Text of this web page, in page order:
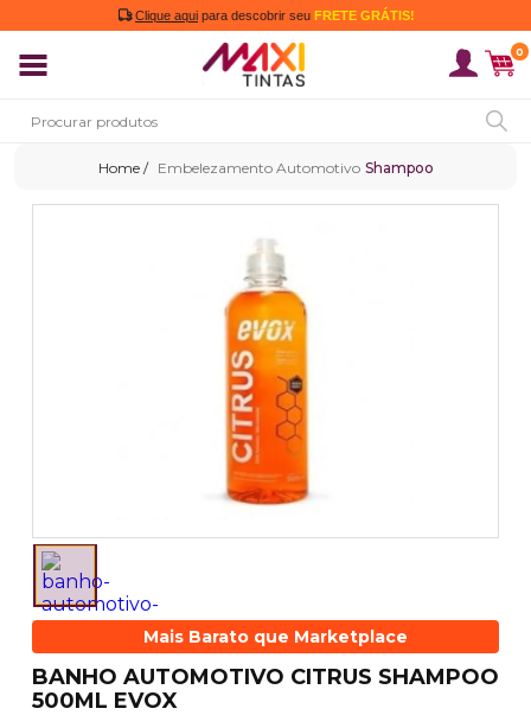
Clique aqui para descobrir seu FRETE GRÁTIS!
0
Embelezamento Automotivo Shampoo
Mais Barato que Marketplace
BANHO AUTOMOTIVO CITRUS SHAMPOO
500ML EVOX